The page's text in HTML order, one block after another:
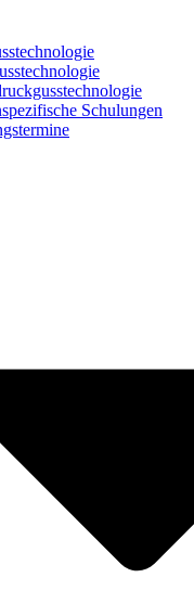
Schulungen